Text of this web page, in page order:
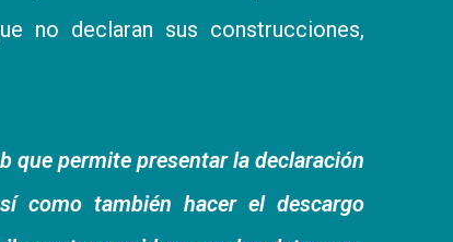
no declaran sus construcciones,
que permite presentar la declaración
como también hacer el descargo